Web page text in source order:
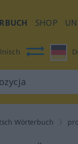
SHOP
Wörterbuch